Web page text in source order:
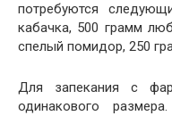
потребуются
кабачка, 500 грамм
спелый помидор, 250
Для запекания с
одинакового